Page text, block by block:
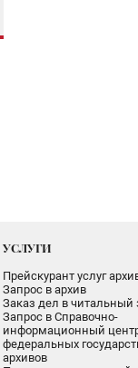
УСЛУГИ
Прейскурант услуг
Запрос в архив
Заказ дел в читальный
Запрос в Справочно-
информационный
федеральных
архивов